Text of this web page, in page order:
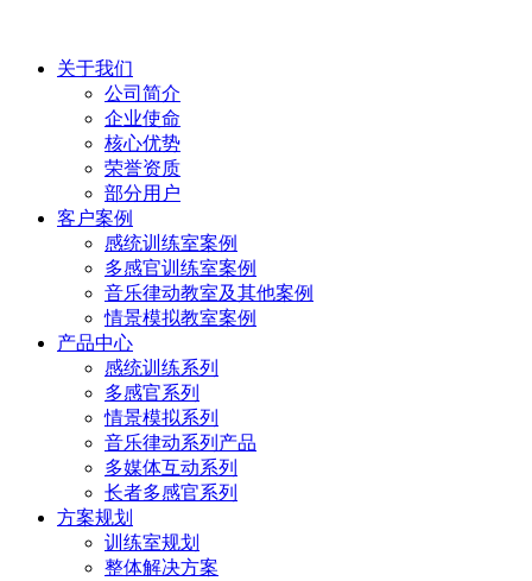
关于我们
公司简介
企业使命
核心优势
荣誉资质
部分用户
客户案例
感统训练室案例
多感官训练室案例
音乐律动教室及其他案例
情景模拟教室案例
产品中心
感统训练系列
多感官系列
情景模拟系列
音乐律动系列产品
多媒体互动系列
长者多感官系列
方案规划
训练室规划
整体解决方案